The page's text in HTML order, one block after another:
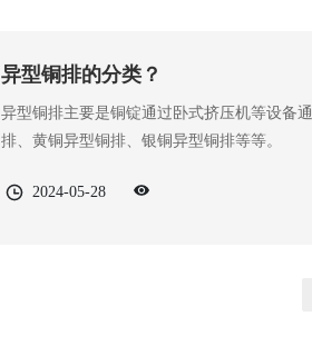
异型铜排的分类？
异型铜排主要是铜锭通过卧式挤压机等设备
排、黄铜异型铜排、银铜异型铜排等等。
2024-05-28